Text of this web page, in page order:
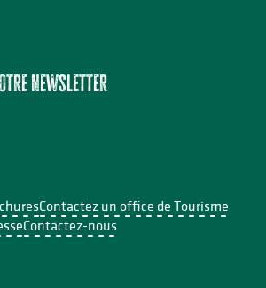
newsletter
Contactez un office de Tourisme
Contactez-nous